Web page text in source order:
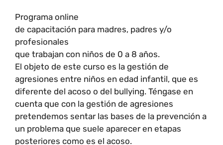
Programa online
de capacitación para madres, padres y/o
profesionales
que trabajan con niños de 0 a 8 años.
El objeto de este curso es la gestión de
agresiones entre niños en edad infantil, que es
diferente del acoso o del bullying. Téngase en
cuenta que con la gestión de agresiones
pretendemos sentar las bases de la prevención a
un problema que suele aparecer en etapas
posteriores como es el acoso.